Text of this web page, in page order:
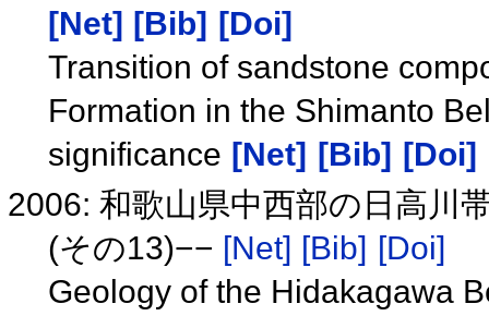
[Net] [Bib]
[Doi]
Transition of sandstone
Formation in the Shimanto
significance [Net] [Bib]
[Doi]
2006: 和歌山県中西部の日高川
(その13)−− [Net] [Bib] [Doi]
Geology of the Hidakagawa